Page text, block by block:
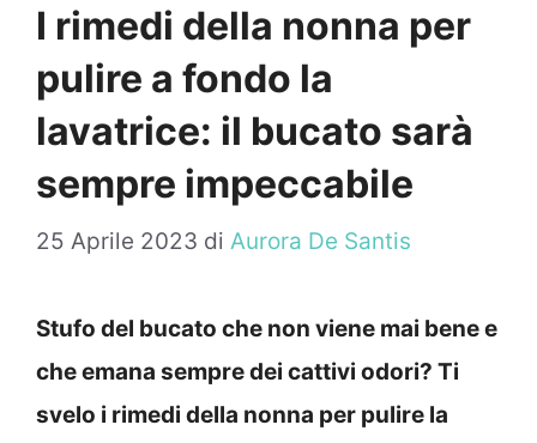
I rimedi della nonna per
pulire a fondo la
lavatrice: il bucato sarà
sempre impeccabile
25 Aprile 2023 di Aurora De Santis
Stufo del bucato che non viene mai bene e
che emana sempre dei cattivi odori? Ti
svelo i rimedi della nonna per pulire la